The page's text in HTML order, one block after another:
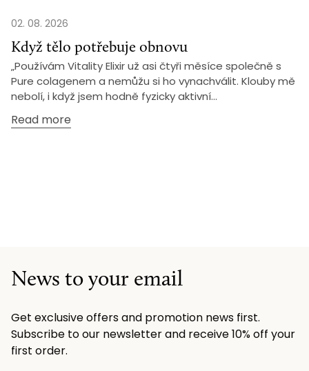
02. 08. 2026
Když tělo potřebuje obnovu
„Používám Vitality Elixir už asi čtyři měsíce společně s
Pure colagenem a nemůžu si ho vynachválit. Klouby mě
nebolí, i když jsem hodně fyzicky aktivní...
Read more
News to your email
Get exclusive offers and promotion news first.
Subscribe to our newsletter and receive 10% off your
first order.